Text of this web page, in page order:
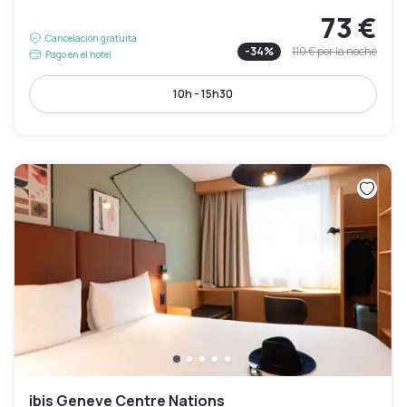
Cancelación gratuita
Pago en el hotel
73 €
-34% 110 €por la noche
10h - 15h30
ibis Geneve Centre Nations